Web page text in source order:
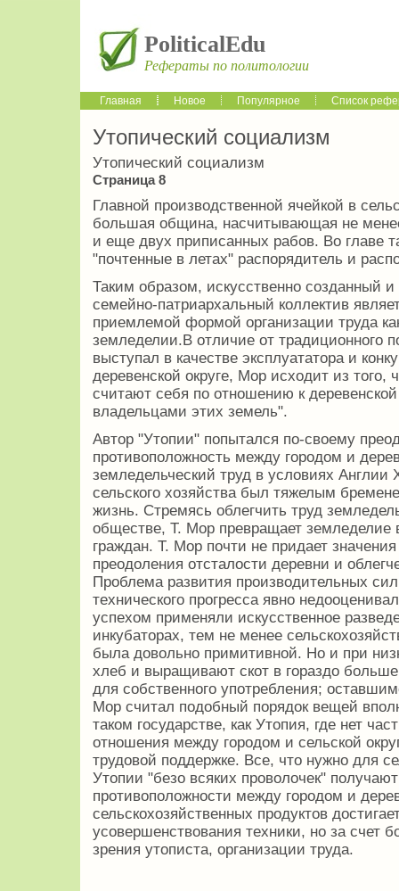
PoliticalEdu
Рефераты по политологии
Главная Новое Популярное Список
Утопический социализм
Утопический социализм
Страница 8
Главной производственной ячейкой в
большая община, насчитывающая не
и еще двух приписанных рабов. Во главе
"почтенные в летах" распорядитель и
Таким образом, искусственно созданный
семейно-патриархальный коллектив
приемлемой формой организации труда
земледелии.В отличие от традиционного
выступал в качестве эксплуататора и
деревенской округе, Мор исходит из того,
считают себя по отношению к
владельцами этих земель".
Автор "Утопии" попытался по-своему
противоположность между городом и
земледельческий труд в условиях Англии
сельского хозяйства был тяжелым
жизнь. Стремясь облегчить труд
обществе, Т. Мор превращает земледелие
граждан. Т. Мор почти не придает
преодоления отсталости деревни и
Проблема развития производительных
технического прогресса явно
успехом применяли искусственное
инкубаторах, тем не менее
была довольно примитивной. Но и при
хлеб и выращивают скот в гораздо
для собственного употребления;
Мор считал подобный порядок вещей
таком государстве, как Утопия, где нет
отношения между городом и сельской
трудовой поддержке. Все, что нужно для
Утопии "безо всяких проволочек"
противоположности между городом и
сельскохозяйственных продуктов
усовершенствования техники, но за счет
зрения утописта, организации труда.